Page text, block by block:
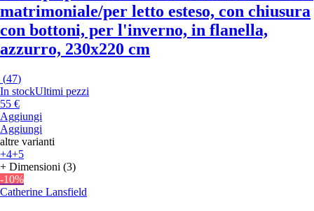
matrimoniale/per letto esteso, con chiusura
con bottoni, per l'inverno, in flanella,
azzurro, 230x220 cm
(47)
In stockUltimi pezzi
55 €
Aggiungi
Aggiungi
altre varianti
+4+5
+ Dimensioni (3)
-10%
Catherine Lansfield